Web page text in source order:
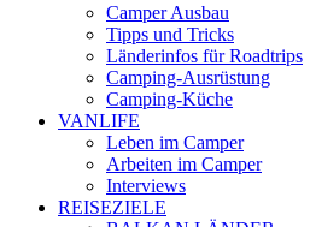
Camper Ausbau
Tipps und Tricks
Länderinfos für Roadtrips
Camping-Ausrüstung
Camping-Küche
VANLIFE
Leben im Camper
Arbeiten im Camper
Interviews
REISEZIELE